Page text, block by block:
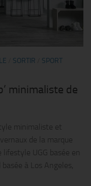
SORTIR
SPORT
minimaliste de
minimaliste et
de la marque
UGG basée en
à Los Angeles,